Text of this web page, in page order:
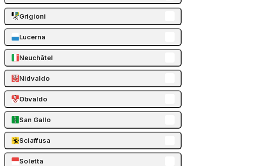
Grigioni
Lucerna
Neuchâtel
Nidvaldo
Obvaldo
San Gallo
Sciaffusa
Soletta